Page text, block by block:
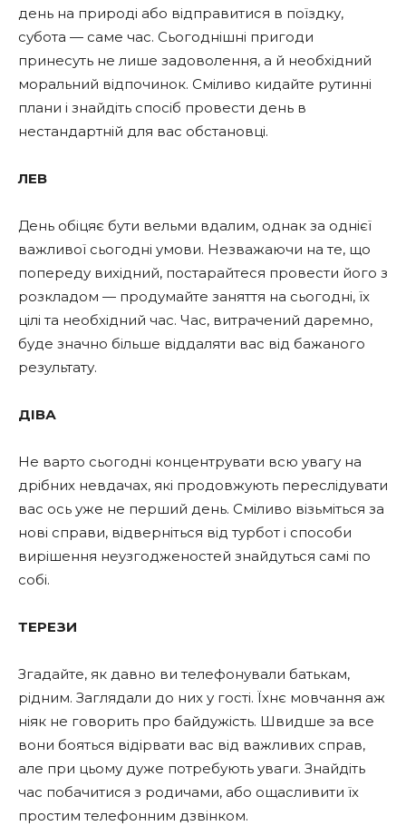
день на природі або відправитися в поїздку,
субота — саме час. Сьогоднішні пригоди
принесуть не лише задоволення, а й необхідний
моральний відпочинок. Сміливо кидайте рутинні
плани і знайдіть спосіб провести день в
нестандартній для вас обстановці.
ЛЕВ
День обіцяє бути вельми вдалим, однак за однієї
важливої сьогодні умови. Незважаючи на те, що
попереду вихідний, постарайтеся провести його з
розкладом — продумайте заняття на сьогодні, їх
цілі та необхідний час. Час, витрачений даремно,
буде значно більше віддаляти вас від бажаного
результату.
ДІВА
Не варто сьогодні концентрувати всю увагу на
дрібних невдачах, які продовжують переслідувати
вас ось уже не перший день. Сміливо візьміться за
нові справи, відверніться від турбот і способи
вирішення неузгодженостей знайдуться самі по
собі.
ТЕРЕЗИ
Згадайте, як давно ви телефонували батькам,
рідним. Заглядали до них у гості. Їхнє мовчання аж
ніяк не говорить про байдужість. Швидше за все
вони бояться відірвати вас від важливих справ,
але при цьому дуже потребують уваги. Знайдіть
час побачитися з родичами, або ощасливити їх
простим телефонним дзвінком.